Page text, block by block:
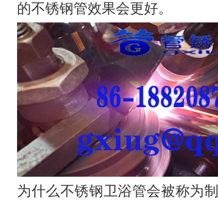
的不锈钢管效果会更好。
为什么不锈钢卫浴管会被称为